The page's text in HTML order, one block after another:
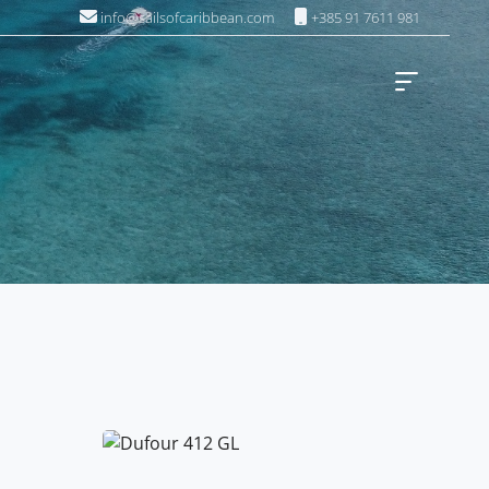
info@sailsofcaribbean.com +385 91 7611 981